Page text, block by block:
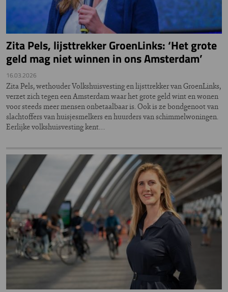
Zita Pels, lijsttrekker GroenLinks: ‘Het grote
geld mag niet winnen in ons Amsterdam’
16.03.2026
Zita Pels, wethouder Volkshuisvesting en lijsttrekker van GroenLinks,
verzet zich tegen een Amsterdam waar het grote geld wint en wonen
voor steeds meer mensen onbetaalbaar is. Ook is ze bondgenoot van
slachtoffers van huisjesmelkers en huurders van schimmelwoningen.
Eerlijke volkshuisvesting kent…